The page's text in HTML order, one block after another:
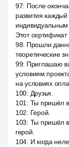
97: После
развития
Этот
98: Прошли
теоретические
99: Приглашаю
условиям
на условиях
100: Друзья.
101 : Ты пришёл в
102: Герой.
103: Ты пришёл в
герой.
104: И когда